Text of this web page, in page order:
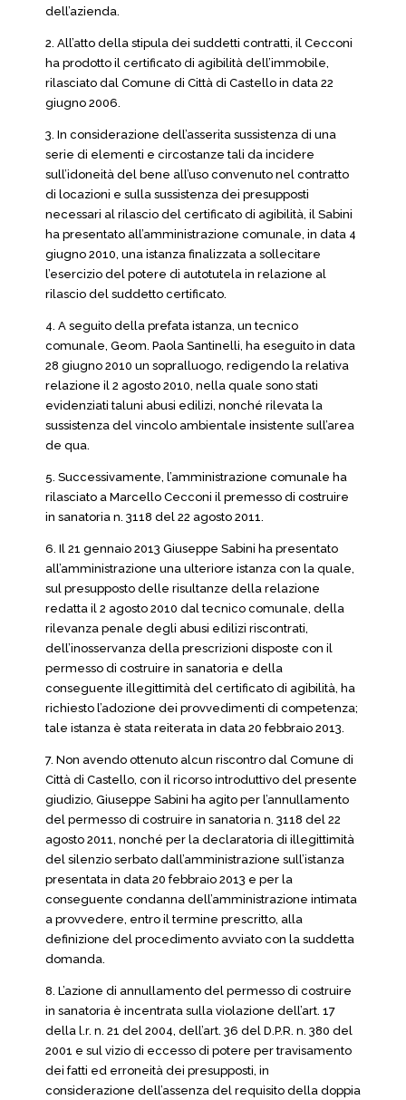
dell’azienda.
2. All’atto della stipula dei suddetti contratti, il Cecconi
ha prodotto il certificato di agibilità dell’immobile,
rilasciato dal Comune di Città di Castello in data 22
giugno 2006.
3. In considerazione dell’asserita sussistenza di una
serie di elementi e circostanze tali da incidere
sull’idoneità del bene all’uso convenuto nel contratto
di locazioni e sulla sussistenza dei presupposti
necessari al rilascio del certificato di agibilità, il Sabini
ha presentato all’amministrazione comunale, in data 4
giugno 2010, una istanza finalizzata a sollecitare
l’esercizio del potere di autotutela in relazione al
rilascio del suddetto certificato.
4. A seguito della prefata istanza, un tecnico
comunale, Geom. Paola Santinelli, ha eseguito in data
28 giugno 2010 un sopralluogo, redigendo la relativa
relazione il 2 agosto 2010, nella quale sono stati
evidenziati taluni abusi edilizi, nonché rilevata la
sussistenza del vincolo ambientale insistente sull’area
de qua.
5. Successivamente, l’amministrazione comunale ha
rilasciato a Marcello Cecconi il premesso di costruire
in sanatoria n. 3118 del 22 agosto 2011.
6. Il 21 gennaio 2013 Giuseppe Sabini ha presentato
all’amministrazione una ulteriore istanza con la quale,
sul presupposto delle risultanze della relazione
redatta il 2 agosto 2010 dal tecnico comunale, della
rilevanza penale degli abusi edilizi riscontrati,
dell’inosservanza della prescrizioni disposte con il
permesso di costruire in sanatoria e della
conseguente illegittimità del certificato di agibilità, ha
richiesto l’adozione dei provvedimenti di competenza;
tale istanza è stata reiterata in data 20 febbraio 2013.
7. Non avendo ottenuto alcun riscontro dal Comune di
Città di Castello, con il ricorso introduttivo del presente
giudizio, Giuseppe Sabini ha agito per l’annullamento
del permesso di costruire in sanatoria n. 3118 del 22
agosto 2011, nonché per la declaratoria di illegittimità
del silenzio serbato dall’amministrazione sull’istanza
presentata in data 20 febbraio 2013 e per la
conseguente condanna dell’amministrazione intimata
a provvedere, entro il termine prescritto, alla
definizione del procedimento avviato con la suddetta
domanda.
8. L’azione di annullamento del permesso di costruire
in sanatoria è incentrata sulla violazione dell’art. 17
della l.r. n. 21 del 2004, dell’art. 36 del D.P.R. n. 380 del
2001 e sul vizio di eccesso di potere per travisamento
dei fatti ed erroneità dei presupposti, in
considerazione dell’assenza del requisito della doppia